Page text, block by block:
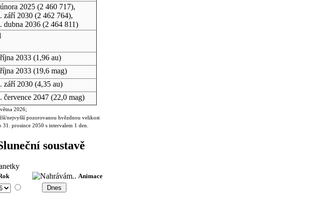
2025(2 460 717),
září 2030(2 462 764),
dubna 2036(2 464 811)
2033(1,96 au)
2033(19,6 mag)
září 2030(4,35 au)
července 2047(22,0 mag)
2026;
nejvyšší pozorovanou hvězdnou velikost
prosince 2050 s intervalem 1 den.
soustavě
Animace